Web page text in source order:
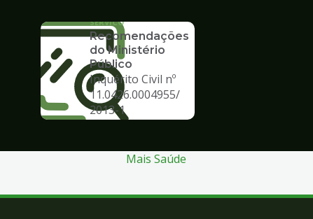
SERVICO
Recomendações
do Ministério
Público
Inquérito Civil nº
11.0426.0004955/
2013-1
Mais Saúde